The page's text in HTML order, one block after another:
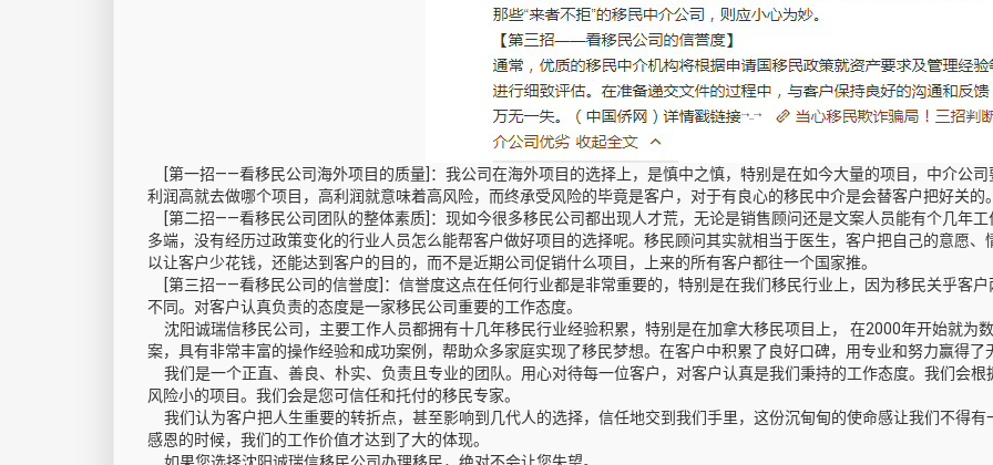
[第一招——看移民公司海外项目的质量]：我公司在海外项目的选择上，是慎中之慎，特别是在如今大量的项目，中介公
利润高就去做哪个项目，高利润就意味着高风险，而终承受风险的毕竟是客户，对于有良心的移民中介是会替客户把好关的
[第二招——看移民公司团队的整体素质]：现如今很多移民公司都出现人才荒，无论是销售顾问还是文案人员能有个几年
多端，没有经历过政策变化的行业人员怎么能帮客户做好项目的选择呢。移民顾问其实就相当于医生，客户把自己的意愿
以让客户少花钱，还能达到客户的目的，而不是近期公司促销什么项目，上来的所有客户都往一个国家推。
[第三招——看移民公司的信誉度]：信誉度这点在任何行业都是非常重要的，特别是在我们移民行业上，因为移民关乎客
不同。对客户认真负责的态度是一家移民公司重要的工作态度。
沈阳诚瑞信移民公司，主要工作人员都拥有十几年移民行业经验积累，特别是在加拿大移民项目上， 在2000年开始就为
案，具有非常丰富的操作经验和成功案例，帮助众多家庭实现了移民梦想。在客户中积累了良好口碑，用专业和努力赢得了
我们是一个正直、善良、朴实、负责且专业的团队。用心对待每一位客户，对客户认真是我们秉持的工作态度。我们会
风险小的项目。我们会是您可信任和托付的移民专家。
我们认为客户把人生重要的转折点，甚至影响到几代人的选择，信任地交到我们手里，这份沉甸甸的使命感让我们不得
感恩的时候，我们的工作价值才达到了大的体现。